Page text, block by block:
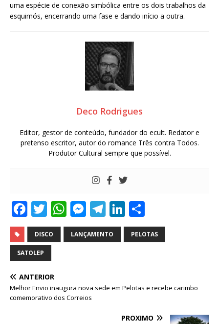
uma espécie de conexão simbólica entre os dois trabalhos da
esquimós, encerrando uma fase e dando início a outra.
Deco Rodrigues
Editor, gestor de conteúdo, fundador do ecult. Redator e
pretenso escritor, autor do romance Três contra Todos.
Produtor Cultural sempre que possível.
F
a
c
e
b
o
o
T
w
it
te
r
W
h
at
p
p
M
e
ss
g
e
T
el
e
m
Li
n
k
n
h
ar
DISCO LANÇAMENTO PELOTAS
SATOLEP
ANTERIOR
Melhor Envio inaugura nova sede em Pelotas e recebe carimbo
comemorativo dos Correios
PRÓXIMO